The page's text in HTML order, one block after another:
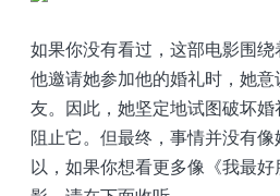
如果你没有看过，这部电影围
他邀请她参加他的婚礼时，她
友。因此，她坚定地试图破坏
阻止它。但最终，事情并没有
以，如果你想看更多像《我最